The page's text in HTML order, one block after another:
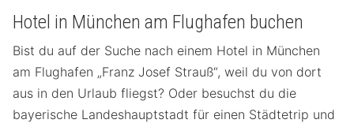
Hotel in München am Flughafen buchen
Bist du auf der Suche nach einem Hotel in München
am Flughafen „Franz Josef Strauß“, weil du von dort
aus in den Urlaub fliegst? Oder besuchst du die
bayerische Landeshauptstadt für einen Städtetrip und